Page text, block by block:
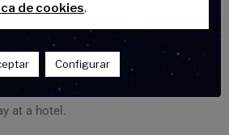
the museum than
at a hotel.
de cookies.
Configurar